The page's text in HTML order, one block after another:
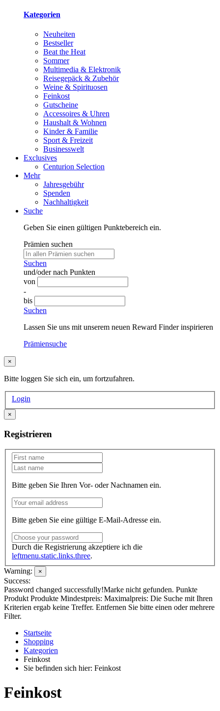
Kategorien
Neuheiten
Bestseller
Beat the Heat
Sommer
Multimedia & Elektronik
Reisegepäck & Zubehör
Weine & Spirituosen
Feinkost
Gutscheine
Accessoires & Uhren
Haushalt & Wohnen
Kinder & Familie
Sport & Freizeit
Businesswelt
Exclusives
Centurion Selection
Mehr
Jahresgebühr
Spenden
Nachhaltigkeit
Suche
Geben Sie einen gültigen Punktebereich ein.
Prämien suchen
Suchen
und/oder nach Punkten
von
-
bis
Suchen
Lassen Sie uns mit unserem neuen Reward Finder inspirieren
Prämiensuche
×
Bitte loggen Sie sich ein, um fortzufahren.
Login
×
Registrieren
Bitte geben Sie Ihren Vor- oder Nachnamen ein.
Bitte geben Sie eine gültige E-Mail-Adresse ein.
Durch die Registrierung akzeptiere ich die
leftmenu.static.links.three.
Warning:
×
Success:
Password changed successfully!Marke nicht gefunden. Punkte
Produkt Produkte Mindestpreis: Maximalpreis: Die Suche mit Ihren
Kriterien ergab keine Treffer. Entfernen Sie bitte einen oder mehrere
Filter.
Startseite
Shopping
Kategorien
Feinkost
Sie befinden sich hier: Feinkost
Feinkost